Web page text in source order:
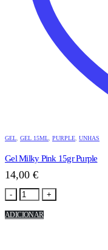
GEL GEL 15ML PURPLE UNHAS
Gel Milky Pink 15gr Purple
14,00 €
- +
ADICIONAR